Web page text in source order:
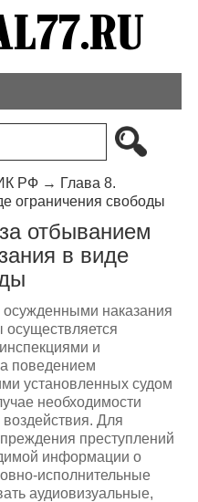
РФ→ Глава 8.
ограничения свободы
отбыванием
в виде
наказания
осуществляется
и
поведением
установленных судом
необходимости
Для
преступлений
информации о
исполнительные
аудиовизуальные,